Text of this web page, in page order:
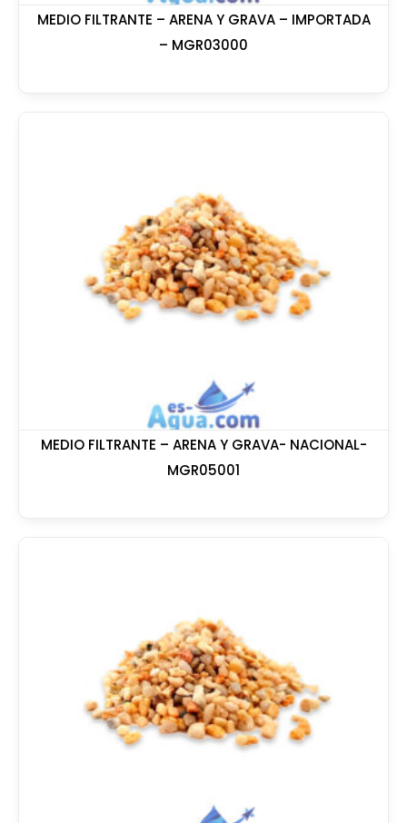
MEDIO FILTRANTE – ARENA Y GRAVA – IMPORTADA
– MGR03000
MEDIO FILTRANTE – ARENA Y GRAVA- NACIONAL-
MGR05001